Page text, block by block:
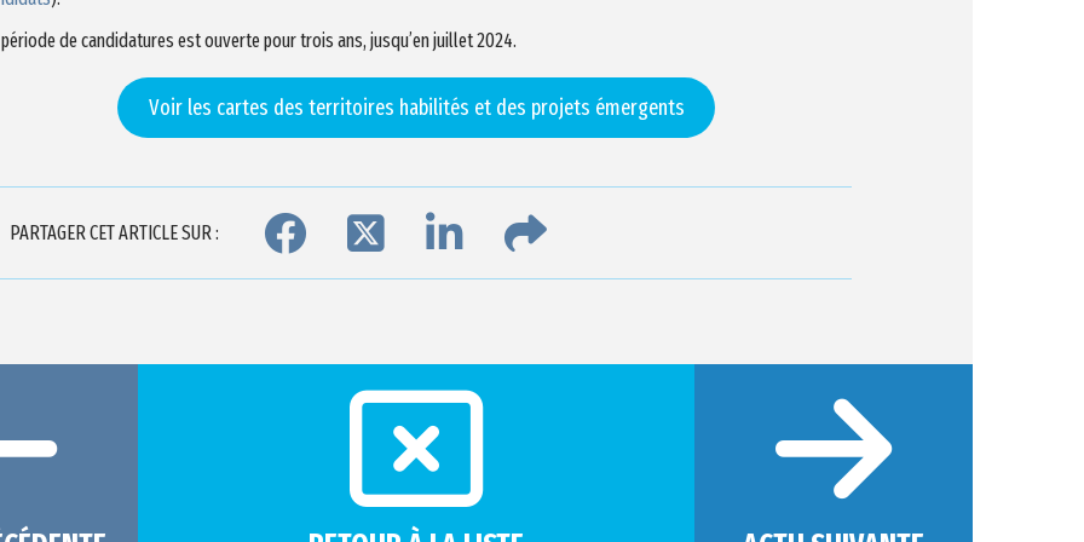
de candidatures est ouverte pour trois ans, jusqu’en juillet 2024.
Voir les cartes des territoires habilités et des projets émergents
PARTAGER CET ARTICLE SUR :